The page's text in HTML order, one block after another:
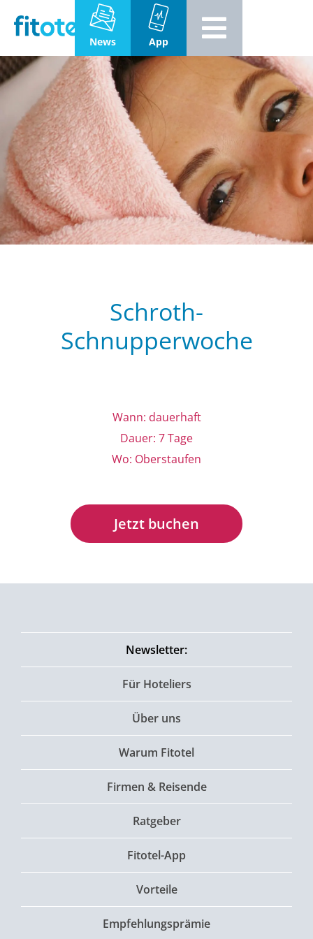
News App
Schroth-
Schnupperwoche
Wann: dauerhaft
Dauer: 7 Tage
Wo: Oberstaufen
Jetzt buchen
Newsletter:
Für Hoteliers
Über uns
Warum Fitotel
Firmen & Reisende
Ratgeber
Fitotel-App
Vorteile
Empfehlungsprämie